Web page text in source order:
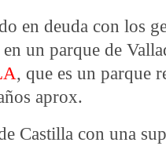
en deuda con los
un parque de
, que es un parque
aprox.
Castilla con una